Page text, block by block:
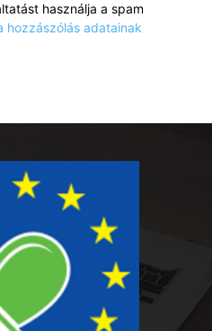
használja a spam
hozzászólás adatainak